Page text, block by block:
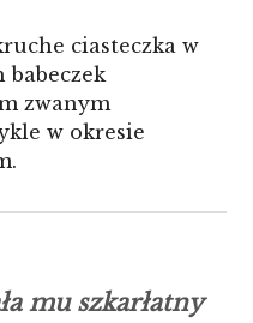
ciasteczka w
babeczek
zwanym
w okresie
mu szkarłatny